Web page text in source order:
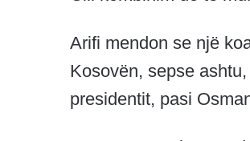
Arifi mendon se një
Kosovën, sepse
presidentit, pasi